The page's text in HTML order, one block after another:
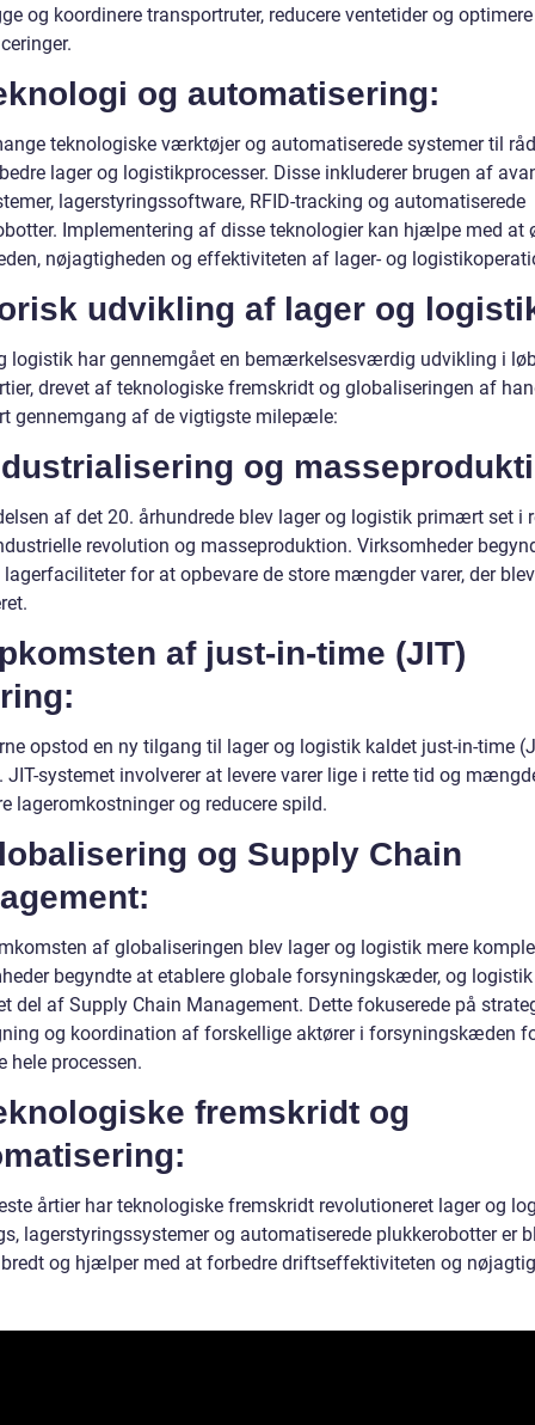
og koordinere transportruter, reducere ventetider og optimere
og automatisering:
teknologiske værktøjer og automatiserede systemer til
lager og logistikprocesser. Disse inkluderer brugen af
lagerstyringssoftware, RFID-tracking og automatiserede
Implementering af disse teknologier kan hjælpe med at
nøjagtigheden og effektiviteten af lager- og
udvikling af lager og
logistik har gennemgået en bemærkelsesværdig udvikling i
drevet af teknologiske fremskridt og globaliseringen af
gennemgang af de vigtigste milepæle:
og
af det 20. århundrede blev lager og logistik primært set i
revolution og masseproduktion. Virksomheder
lagerfaciliteter for at opbevare de store mængder varer, der blev
af just-in-time (JIT)
opstod en ny tilgang til lager og logistik kaldet just-in-time
JIT-systemet involverer at levere varer lige i rette tid og
lageromkostninger og reducere spild.
og Supply Chain
af globaliseringen blev lager og logistik mere
begyndte at etablere globale forsyningskæder, og
del af Supply Chain Management. Dette fokuserede på
og koordination af forskellige aktører i forsyningskæden
hele processen.
fremskridt og
årtier har teknologiske fremskridt revolutioneret lager og
lagerstyringssystemer og automatiserede plukkerobotter er
og hjælper med at forbedre driftseffektiviteten og